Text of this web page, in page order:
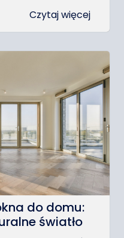
Czytaj więcej
do domu:
światło